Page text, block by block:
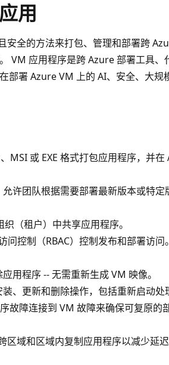
用
安全的方法来打包、管理和部署跨
VM 应用程序是跨 Azure 部署工具、
部署 Azure VM 上的 AI、安全、大规
MSI 或 EXE 格式打包应用程序，并
许团队根据需要部署最新版本或特定
（租户）中共享应用程序。
控制（RBAC）控制发布和部署访问。
用程序 -- 无需重新生成 VM 映像。
、更新和删除操作，包括重新启动处
障连接到 VM 故障来确保可复原的部
域和区域内复制应用程序以减少延